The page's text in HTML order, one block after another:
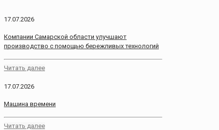
17.07.2026
Компании Самарской области улучшают
производство с помощью бережливых технологий
Читать далее
17.07.2026
Машина времени
Читать далее